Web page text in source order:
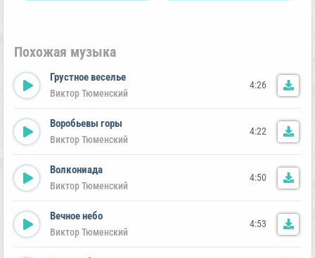
Похожая музыка
Грустное веселье
Виктор Тюменский
4:26
Воробьевы горы
Виктор Тюменский
4:22
Волкониада
Виктор Тюменский
4:50
Вечное небо
Виктор Тюменский
4:53